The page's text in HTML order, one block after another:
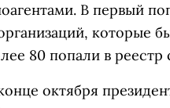
В первый
которые
80 попали в реестр
октября